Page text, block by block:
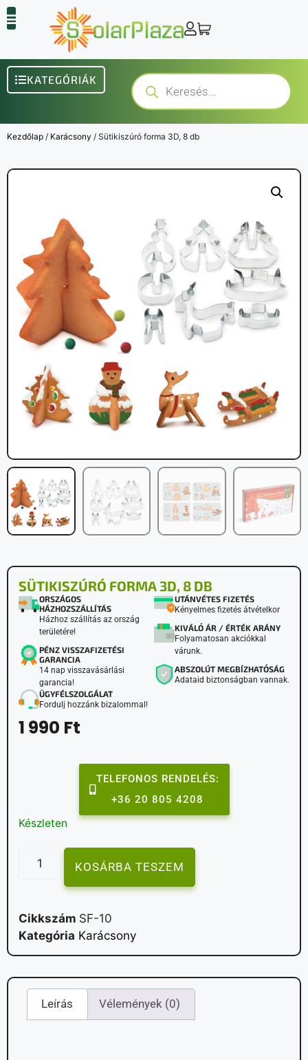
KATEGÓRIÁK
Kezdőlap / Karácsony / Sütikiszúró forma 3D, 8 db
SÜTIKISZÚRÓ FORMA 3D, 8 DB
ORSZÁGOS
HÁZHOZSZÁLLÍTÁS
Házhoz szállítás az ország
területére!
PÉNZ VISSZAFIZETÉSI
GARANCIA
14 nap visszavásárlási
garancia!
ÜGYFÉLSZOLGÁLAT
Fordulj hozzánk bizalommal!
UTÁNVÉTES FIZETÉS
Kényelmes fizetés átvételkor
KIVÁLÓ ÁR / ÉRTÉK ARÁNY
Folyamatosan akciókkal
várunk.
ABSZOLÚT MEGBÍZHATÓSÁG
Adataid biztonságban vannak.
1 990 Ft
TELEFONOS RENDELÉS:
+36 20 805 4208
Készleten
KOSÁRBA TESZEM
Cikkszám SF-10
Kategória Karácsony
Leírás Vélemények (0)